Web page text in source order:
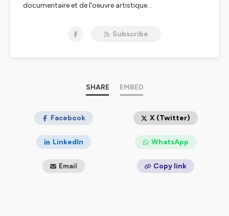
documentaire et de l'oeuvre artistique...
Monté et mixé par
Pierre-Etienne Vilbert
confidentialitepour plus d'informations.
Subscribe
SHARE EMBED
Facebook X (Twitter)
LinkedIn WhatsApp
Email Copy link